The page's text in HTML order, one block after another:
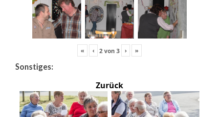
« ‹ 2von 3 › »
Sonstiges:
Zurück